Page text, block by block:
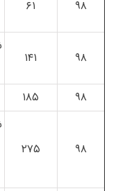
۹۸ ۶۱
۹۸ ۱۴۱
۹۸
۱۸۵
۹۸ ۲۷۵